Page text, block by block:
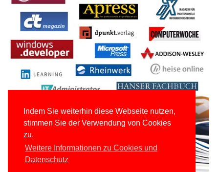
Indem Sie weiterhin diese Webseite nutzen,
stimmen Sie der Verwendung von Cookies
zu.
Weitere Informationen zu Cookies und
Datenschutz